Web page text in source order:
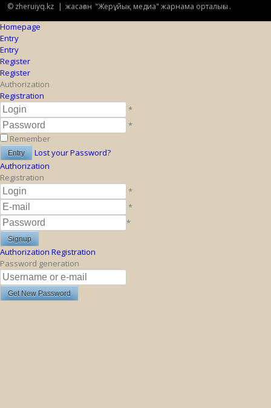
© zheruiyq.kz | жасаған "Жерұйық медиа" жарнама орталығы .
Homepage
Entry
Entry
Register
Register
Authorization
Registration
*
*
Remember
Lost your Password?
Authorization
Registration
*
*
*
Authorization Registration
Password generation